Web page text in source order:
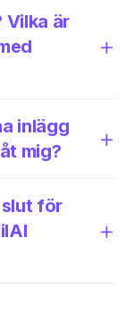
Vilka är
inlägg
mig?
slut för